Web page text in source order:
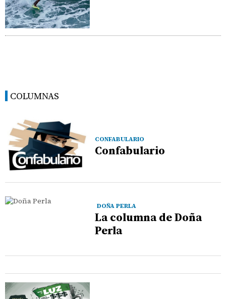
COLUMNAS
CONFABULARIO
Confabulario
DOÑA PERLA
La columna de Doña
Perla